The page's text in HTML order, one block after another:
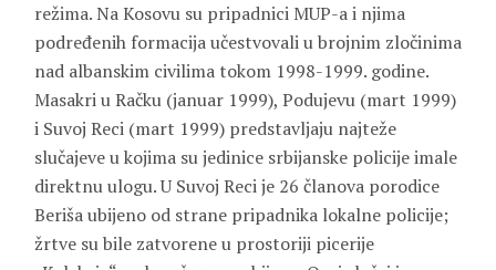
režima. Na Kosovu su pripadnici MUP-a i njima
podređenih formacija učestvovali u brojnim zločinima
nad albanskim civilima tokom 1998-1999. godine.
Masakri u Račku (januar 1999), Podujevu (mart 1999)
i Suvoj Reci (mart 1999) predstavljaju najteže
slučajeve u kojima su jedinice srbijanske policije imale
direktnu ulogu. U Suvoj Reci je 26 članova porodice
Beriša ubijeno od strane pripadnika lokalne policije;
žrtve su bile zatvorene u prostoriji picerije